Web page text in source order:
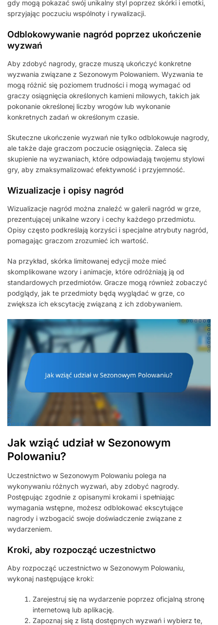
gdy mogą pokazać swój unikalny styl poprzez skórki i emotki,
sprzyjając poczuciu wspólnoty i rywalizacji.
Odblokowywanie nagród poprzez ukończenie
wyzwań
Aby zdobyć nagrody, gracze muszą ukończyć konkretne
wyzwania związane z Sezonowym Polowaniem. Wyzwania te
mogą różnić się poziomem trudności i mogą wymagać od
graczy osiągnięcia określonych kamieni milowych, takich jak
pokonanie określonej liczby wrogów lub wykonanie
konkretnych zadań w określonym czasie.
Skuteczne ukończenie wyzwań nie tylko odblokowuje nagrody,
ale także daje graczom poczucie osiągnięcia. Zaleca się
skupienie na wyzwaniach, które odpowiadają twojemu stylowi
gry, aby zmaksymalizować efektywność i przyjemność.
Wizualizacje i opisy nagród
Wizualizacje nagród można znaleźć w galerii nagród w grze,
prezentującej unikalne wzory i cechy każdego przedmiotu.
Opisy często podkreślają korzyści i specjalne atrybuty nagród,
pomagając graczom zrozumieć ich wartość.
Na przykład, skórka limitowanej edycji może mieć
skomplikowane wzory i animacje, które odróżniają ją od
standardowych przedmiotów. Gracze mogą również zobaczyć
podglądy, jak te przedmioty będą wyglądać w grze, co
zwiększa ich ekscytację związaną z ich zdobywaniem.
Jak wziąć udział w Sezonowym
Polowaniu?
Uczestnictwo w Sezonowym Polowaniu polega na
wykonywaniu różnych wyzwań, aby zdobyć nagrody.
Postępując zgodnie z opisanymi krokami i spełniając
wymagania wstępne, możesz odblokować ekscytujące
nagrody i wzbogacić swoje doświadczenie związane z
wydarzeniem.
Kroki, aby rozpocząć uczestnictwo
Aby rozpocząć uczestnictwo w Sezonowym Polowaniu,
wykonaj następujące kroki:
Zarejestruj się na wydarzenie poprzez oficjalną stronę
internetową lub aplikację.
Zapoznaj się z listą dostępnych wyzwań i wybierz te,